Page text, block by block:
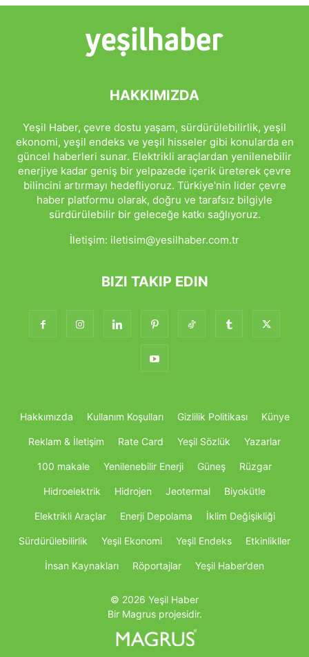
HAKKIMIZDA
Yeşil Haber, çevre dostu yaşam, sürdürülebilirlik, yeşil
ekonomi, yeşil endeks ve yeşil hisseler gibi konularda en
güncel haberleri sunar. Elektrikli araçlardan yenilenebilir
enerjiye kadar geniş bir yelpazede içerik üreterek çevre
bilincini artırmayı hedefliyoruz. Türkiye'nin lider çevre
haber platformu olarak, doğru ve tarafsız bilgiyle
sürdürülebilir bir geleceğe katkı sağlıyoruz.
İletişim: iletisim@yesilhaber.com.tr
BIZI TAKIP EDIN
Hakkımızda Kullanım Koşulları Gizlilik Politikası Künye
Reklam & İletişim Rate Card Yeşil Sözlük Yazarlar
100 makale Yenilenebilir Enerji Güneş Rüzgar
Hidroelektrik Hidrojen Jeotermal Biyokütle
Elektrikli Araçlar Enerji Depolama İklim Değişikliği
Sürdürülebilirlik Yeşil Ekonomi Yeşil Endeks Etkinlikller
İnsan Kaynakları Röportajlar Yeşil Haber’den
© 2026 Yeşil Haber
Bir Magrus projesidir.